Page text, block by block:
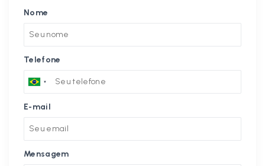
Nome
Telefone
E-mail
Mensagem